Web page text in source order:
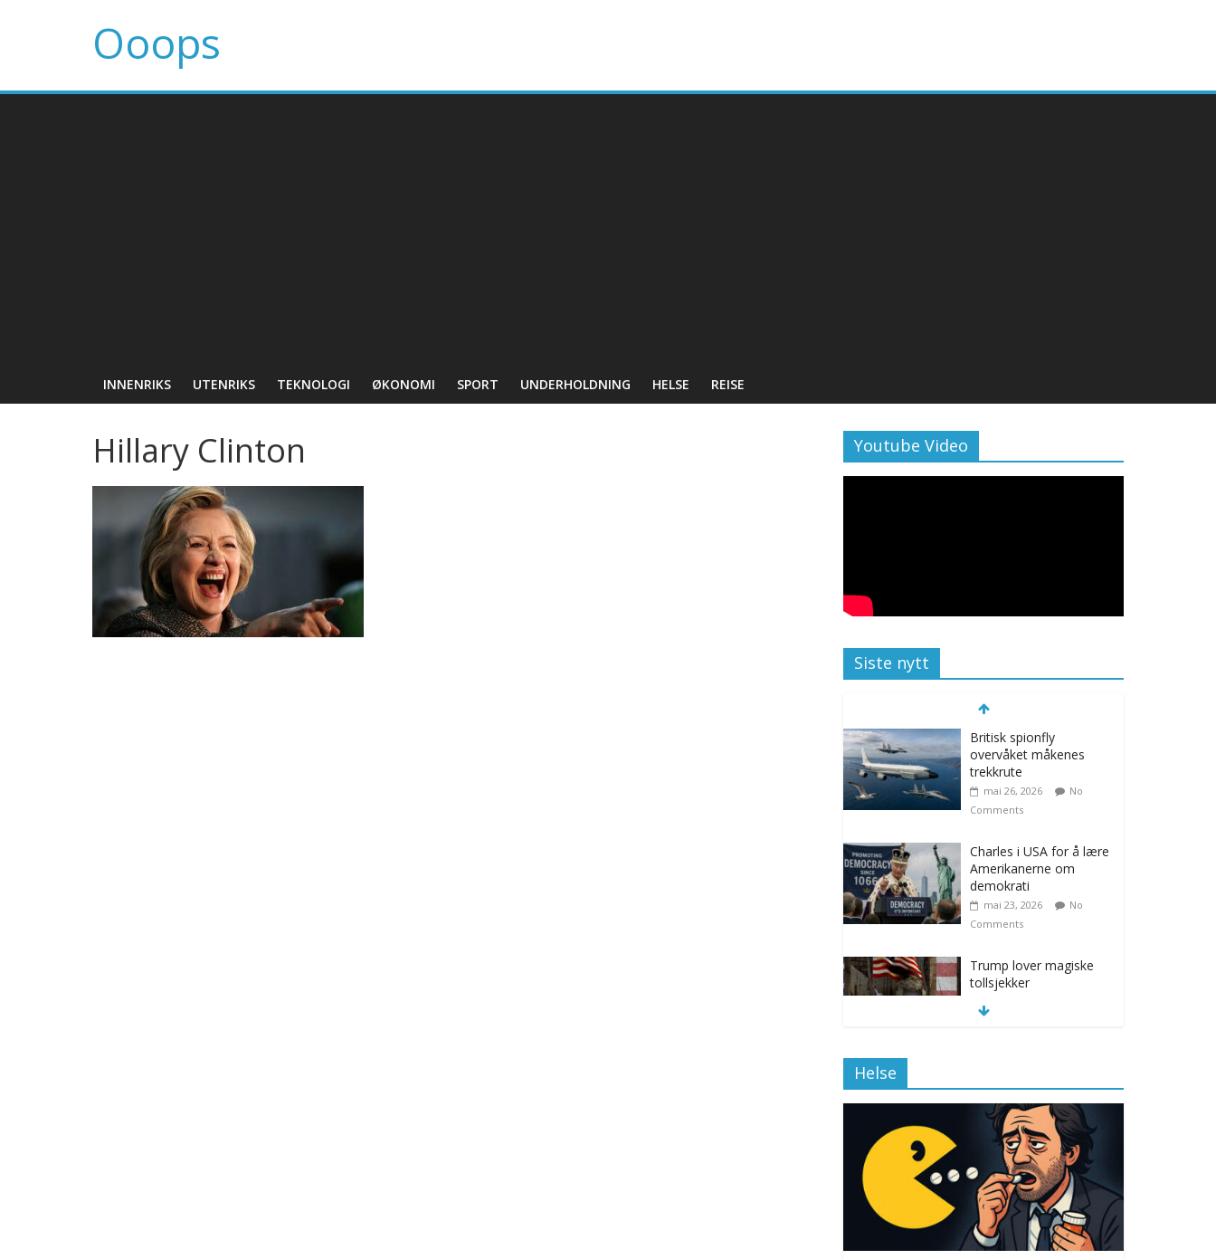
Ooops
INNENRIKS UTENRIKS TEKNOLOGI ØKONOMI SPORT UNDERHOLDNING HELSE REISE
Hillary Clinton Youtube Video
Siste nytt
Britisk spionfly
overvåket måkenes
trekkrute
mai 26, 2026
No
Comments
Charles i USA for å lære
Amerikanerne om
demokrati
mai 23, 2026
No
Comments
Trump lover magiske
tollsjekker
No Comments
klimakrisen i Norge
november 12, 2025
No Comments
Drone stopper
flytrafikken i Stockholm,
ekspert mistenker MDG
november 6, 2025
No Comments
Helse